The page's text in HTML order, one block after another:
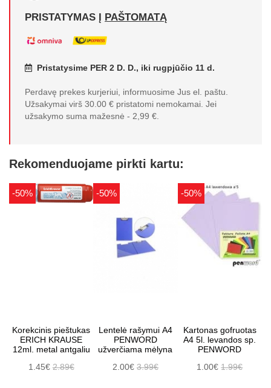
PRISTATYMAS Į PAŠTOMATĄ
Pristatysime PER 2 D. D., iki rugpjūčio 11 d.
Perdavę prekes kurjeriui, informuosime Jus el. paštu.
Užsakymai virš 30.00 € pristatomi nemokamai. Jei
užsakymo suma mažesnė - 2,99 €.
Rekomenduojame pirkti kartu:
-50%
Korekcinis pieštukas
ERICH KRAUSE
12ml. metal antgaliu
1.45€2.89€
-50%
Lentelė rašymui A4
PENWORD
užverčiama mėlyna
2.00€ 3.99€
-50%
Kartonas gofruotas
A4 5l. levandos sp.
PENWORD
1.00€1.99€